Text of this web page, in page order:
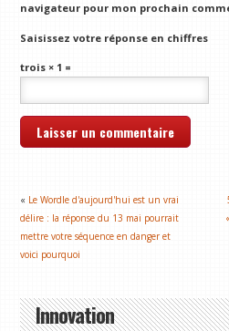
navigateur pour mon prochain
Saisissez votre réponse en chiffres
trois × 1 =
« Le Wordle d'aujourd'hui est un vrai
délire : la réponse du 13 mai pourrait
mettre votre séquence en danger et
voici pourquoi
Innovation